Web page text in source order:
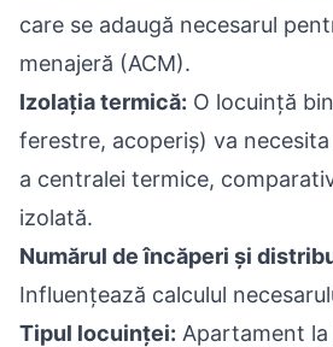
care se adaugă necesarul
menajeră (ACM).
Izolația termică: O locuință
ferestre, acoperiș) va
a centralei termice,
izolată.
Numărul de încăperi și
Influențează calculul
Tipul locuinței: Apartament la